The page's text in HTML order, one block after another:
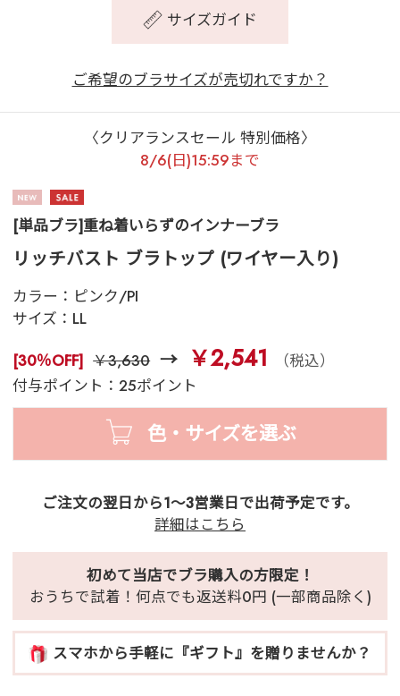
サイズガイド
ご希望のブラサイズが売切れですか？
〈クリアランスセール 特別価格〉
8/6(日)15:59まで
[単品ブラ]重ね着いらずのインナーブラ
リッチバスト ブラトップ (ワイヤー入り)
カラー： ピンク/PI
サイズ： LL
[30％OFF] ￥3,630 ￥2,541
（税込）
付与ポイント：25ポイント
色・サイズを選ぶ
ご注文の翌日から1～3営業日で出荷予定です。
詳細はこちら
初めて当店でブラ購入の方限定！
おうちで試着！何点でも返送料0円 (一部商品除く)
スマホから手軽に『ギフト』を贈りませんか？